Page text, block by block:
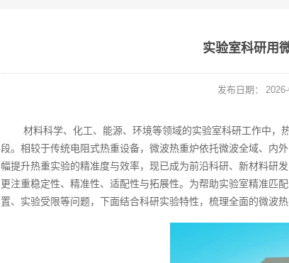
实验室科研用
发布日期：
材料科学、化工、能源、环境等领域的实验室科研工作中
段。相较于传统电阻式热重设备，微波热重炉依托微波全域、内
幅提升热重实验的精准度与效率，现已成为前沿科研、新材料研
更注重稳定性、精准性、适配性与拓展性。为帮助实验室精准匹
置、实验受限等问题，下面结合科研实验特性，梳理全面的微波热